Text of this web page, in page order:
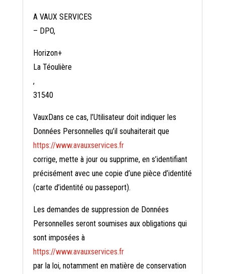
A VAUX SERVICES
– DPO,
Horizon+
La Téoulière
,
31540
VauxDans ce cas, l’Utilisateur doit indiquer les
Données Personnelles qu’il souhaiterait que
https://www.avauxservices.fr
corrige, mette à jour ou supprime, en s’identifiant
précisément avec une copie d’une pièce d’identité
(carte d’identité ou passeport).
Les demandes de suppression de Données
Personnelles seront soumises aux obligations qui
sont imposées à
https://www.avauxservices.fr
par la loi, notamment en matière de conservation